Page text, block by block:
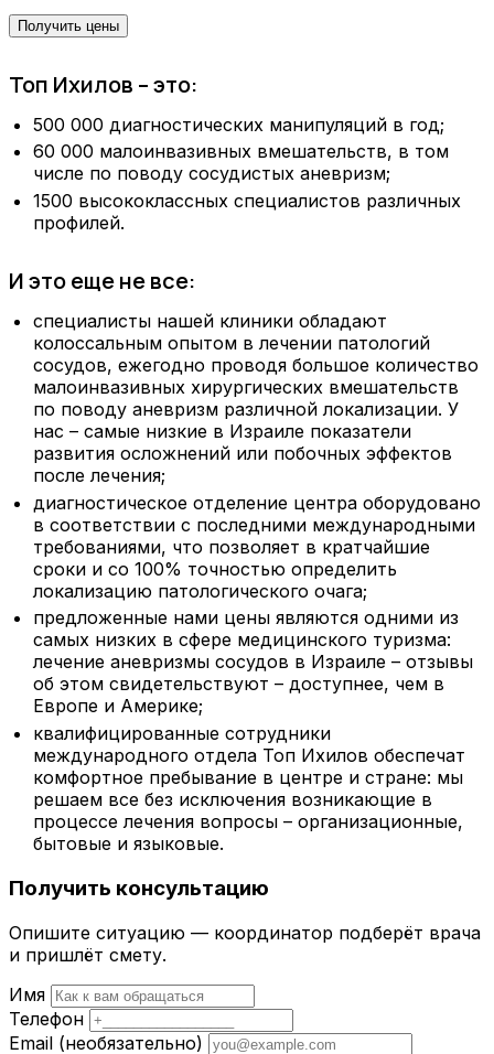
Получить цены
Топ Ихилов – это:
500 000 диагностических манипуляций в год;
60 000 малоинвазивных вмешательств, в том
числе по поводу сосудистых аневризм;
1500 высококлассных специалистов различных
профилей.
И это еще не все:
специалисты нашей клиники обладают
колоссальным опытом в лечении патологий
сосудов, ежегодно проводя большое количество
малоинвазивных хирургических вмешательств
по поводу аневризм различной локализации. У
нас – самые низкие в Израиле показатели
развития осложнений или побочных эффектов
после лечения;
диагностическое отделение центра оборудовано
в соответствии с последними международными
требованиями, что позволяет в кратчайшие
сроки и со 100% точностью определить
локализацию патологического очага;
предложенные нами цены являются одними из
самых низких в сфере медицинского туризма:
лечение аневризмы сосудов в Израиле – отзывы
об этом свидетельствуют – доступнее, чем в
Европе и Америке;
квалифицированные сотрудники
международного отдела Топ Ихилов обеспечат
комфортное пребывание в центре и стране: мы
решаем все без исключения возникающие в
процессе лечения вопросы – организационные,
бытовые и языковые.
Получить консультацию
Опишите ситуацию — координатор подберёт врача
и пришлёт смету.
Имя
Телефон
Email (необязательно)